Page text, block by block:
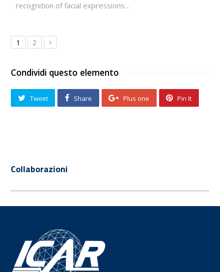
recognition of facial expressions…
1 2
Condividi questo elemento
Tweet Share Plus one Pin It
Collaborazioni